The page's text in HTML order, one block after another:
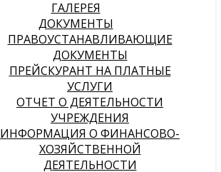
ГАЛЕРЕЯ
ДОКУМЕНТЫ
ПРАВОУСТАНАВЛИВАЮЩИЕ
ДОКУМЕНТЫ
ПРЕЙСКУРАНТ НА ПЛАТНЫЕ
УСЛУГИ
ОТЧЕТ О ДЕЯТЕЛЬНОСТИ
УЧРЕЖДЕНИЯ
ИНФОРМАЦИЯ О ФИНАНСОВО-
ХОЗЯЙСТВЕННОЙ
ДЕЯТЕЛЬНОСТИ